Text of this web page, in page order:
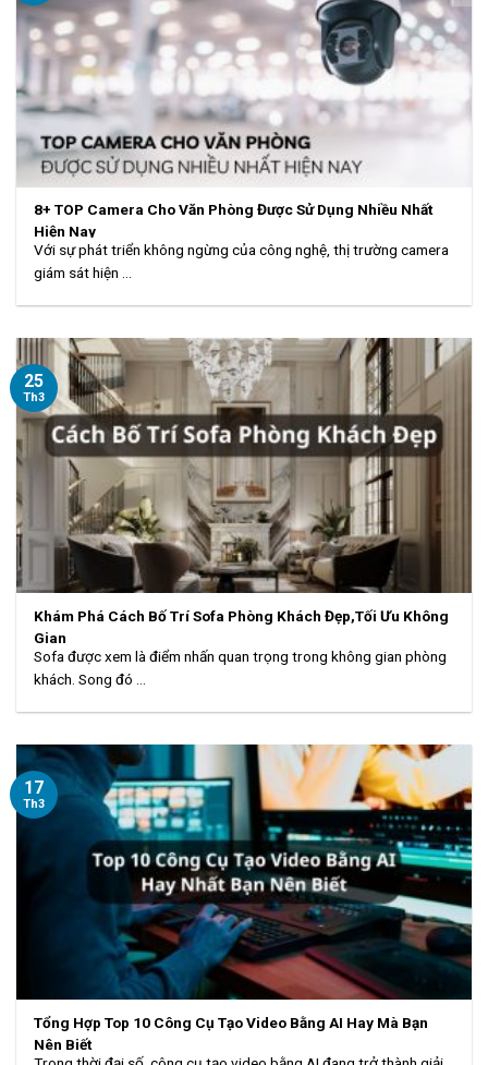
8+ TOP Camera Cho Văn Phòng Được Sử Dụng Nhiều Nhất
Hiện Nay
Với sự phát triển không ngừng của công nghệ, thị trường camera
giám sát hiện ...
Khám Phá Cách Bố Trí Sofa Phòng Khách Đẹp,Tối Ưu Không
Gian
Sofa được xem là điểm nhấn quan trọng trong không gian phòng
khách. Song đó ...
25
Th3
Tổng Hợp Top 10 Công Cụ Tạo Video Bằng AI Hay Mà Bạn
Nên Biết
17
Th3